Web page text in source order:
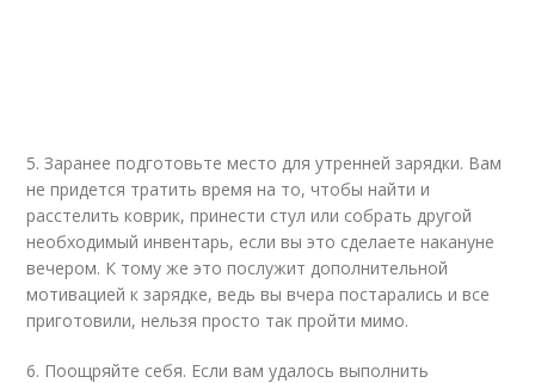
5. Заранее подготовьте место для утренней зарядки. Вам
не придется тратить время на то, чтобы найти и
расстелить коврик, принести стул или собрать другой
необходимый инвентарь, если вы это сделаете накануне
вечером. К тому же это послужит дополнительной
мотивацией к зарядке, ведь вы вчера постарались и все
приготовили, нельзя просто так пройти мимо.
6. Поощряйте себя. Если вам удалось выполнить